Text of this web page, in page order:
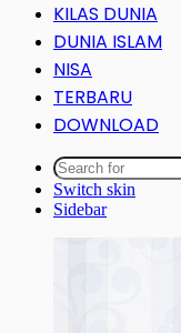
KILAS DUNIA
DUNIA ISLAM
NISA
TERBARU
DOWNLOAD
Switch skin
Sidebar